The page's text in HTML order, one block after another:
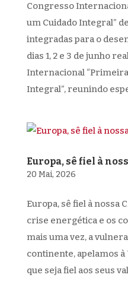
Congresso
um Cuidado Integral”
integradas para o
dias 1, 2 e 3 de junho
Internacional
Integral”, reunindo
Europa, sê fiel à
20 Mai, 2026
Europa, sê fiel à nossa
crise energética e os
mais uma vez, a
continente, apelamos à
que seja fiel aos seus